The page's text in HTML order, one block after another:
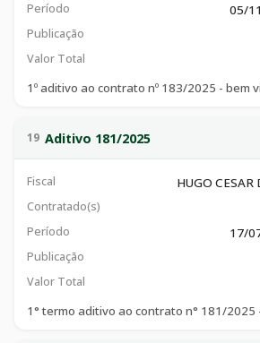
Período 05/
Publicação
Valor Total
1º aditivo ao contrato nº 183/2025 - bem
19 Aditivo 181/2025
Fiscal HUGO CESAR
Contratado(s)
Período 17/
Publicação
Valor Total
1° termo aditivo ao contrato n° 181/